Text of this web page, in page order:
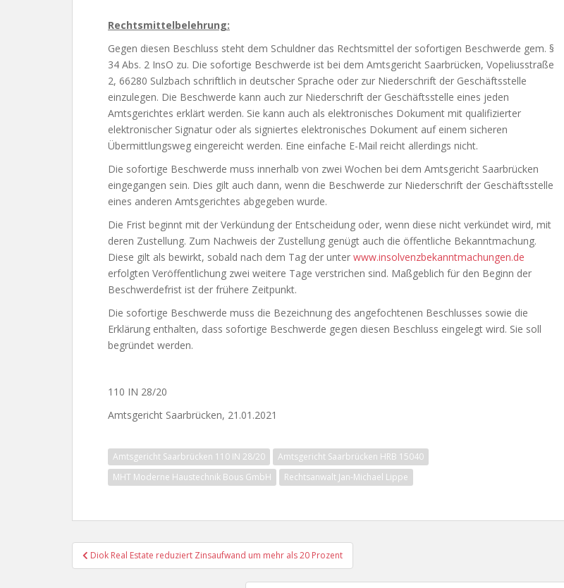
Rechtsmittelbelehrung:
Gegen diesen Beschluss steht dem Schuldner das Rechtsmittel der sofortigen Beschwerde gem. §
34 Abs. 2 InsO zu. Die sofortige Beschwerde ist bei dem Amtsgericht Saarbrücken, Vopeliusstraße
2, 66280 Sulzbach schriftlich in deutscher Sprache oder zur Niederschrift der Geschäftsstelle
einzulegen. Die Beschwerde kann auch zur Niederschrift der Geschäftsstelle eines jeden
Amtsgerichtes erklärt werden. Sie kann auch als elektronisches Dokument mit qualifizierter
elektronischer Signatur oder als signiertes elektronisches Dokument auf einem sicheren
Übermittlungsweg eingereicht werden. Eine einfache E-Mail reicht allerdings nicht.
Die sofortige Beschwerde muss innerhalb von zwei Wochen bei dem Amtsgericht Saarbrücken
eingegangen sein. Dies gilt auch dann, wenn die Beschwerde zur Niederschrift der Geschäftsstelle
eines anderen Amtsgerichtes abgegeben wurde.
Die Frist beginnt mit der Verkündung der Entscheidung oder, wenn diese nicht verkündet wird, mit
deren Zustellung. Zum Nachweis der Zustellung genügt auch die öffentliche Bekanntmachung.
Diese gilt als bewirkt, sobald nach dem Tag der unter www.insolvenzbekanntmachungen.de
erfolgten Veröffentlichung zwei weitere Tage verstrichen sind. Maßgeblich für den Beginn der
Beschwerdefrist ist der frühere Zeitpunkt.
Die sofortige Beschwerde muss die Bezeichnung des angefochtenen Beschlusses sowie die
Erklärung enthalten, dass sofortige Beschwerde gegen diesen Beschluss eingelegt wird. Sie soll
begründet werden.
110 IN 28/20
Amtsgericht Saarbrücken, 21.01.2021
Amtsgericht Saarbrücken 110 IN 28/20
Amtsgericht Saarbrücken HRB 15040
MHT Moderne Haustechnik Bous GmbH
Rechtsanwalt Jan-Michael Lippe
Beitragsnavigation
Diok Real Estate reduziert Zinsaufwand um mehr als 20 Prozent